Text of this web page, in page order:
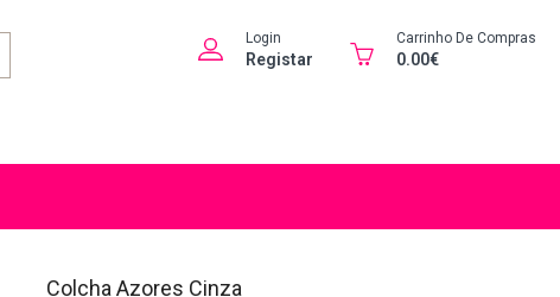
Carrinho De Compras
0.00€
Login
Registar
Colcha Azores Cinza